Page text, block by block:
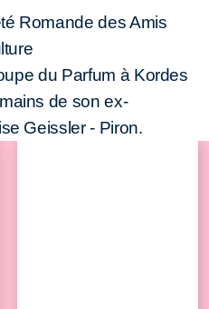
Romande des Amis
du Parfum à Kordes
de son ex-
Geissler - Piron.